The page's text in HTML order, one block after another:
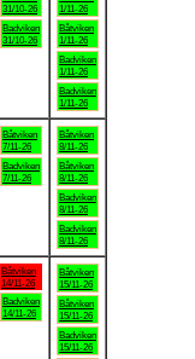
31/10-26
Badviken
31/10-26
1/11-26
Båtviken
1/11-26
Badviken
1/11-26
Badviken
1/11-26
Båtviken
7/11-26
Badviken
7/11-26
Båtviken
8/11-26
Båtviken
8/11-26
Badviken
8/11-26
Badviken
8/11-26
Båtviken
14/11-26
Badviken
14/11-26
Båtviken
15/11-26
Båtviken
15/11-26
Badviken
15/11-26